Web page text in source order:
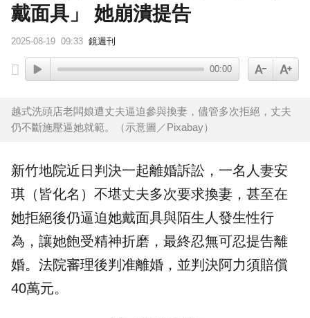
戴面具」 她崩潰提告
2025-08-19 09:33 鏡週刊
00:00
越式洗頭店老闆娘遭丈夫逼迫參與換妻，儘管多次拒絕，丈夫
仍不斷施壓逼她就範。（示意圖／Pixabay）
新竹地院近日判決一起離婚訴訟，一名 人妻安
琪（皆化名）不堪丈夫多次要求換妻 ，甚至在
她拒絕後仍逼迫她戴面具與陌生人發生性行
為 ，讓她飽受精神折磨，最終忍無可忍提告離
婚。法院審理後判准離婚，並判決阿力須賠償
40萬元。